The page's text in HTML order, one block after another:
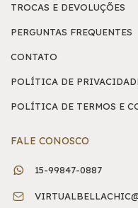
TROCAS E DEVOLUÇÕES
PERGUNTAS FREQUENTES
CONTATO
POLÍTICA DE
POLÍTICA DE TERMOS E
FALE CONOSCO
15-99847-0887